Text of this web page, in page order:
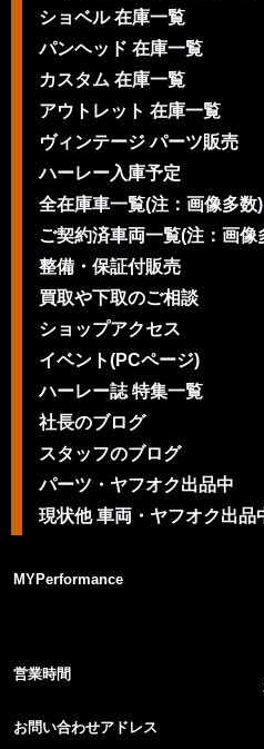
ショベル 在庫一覧
パンヘッド 在庫一覧
カスタム 在庫一覧
アウトレット 在庫一覧
ヴィンテージ パーツ販売
ハーレー入庫予定
全在庫車一覧(注：画像多数)
ご契約済車両一覧(注：画像
整備・保証付販売
買取や下取のご相談
ショップアクセス
イベント(PCページ)
ハーレー誌 特集一覧
社長のブログ
スタッフのブログ
パーツ・ヤフオク出品中
現状他 車両・ヤフオク出品
MYPerformance
営業時間
お問い合わせアドレス